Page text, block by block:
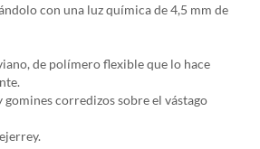
con una luz químicade 4,5 mm de
de polímero flexible que lo hace
gomines corredizos sobre el vástago